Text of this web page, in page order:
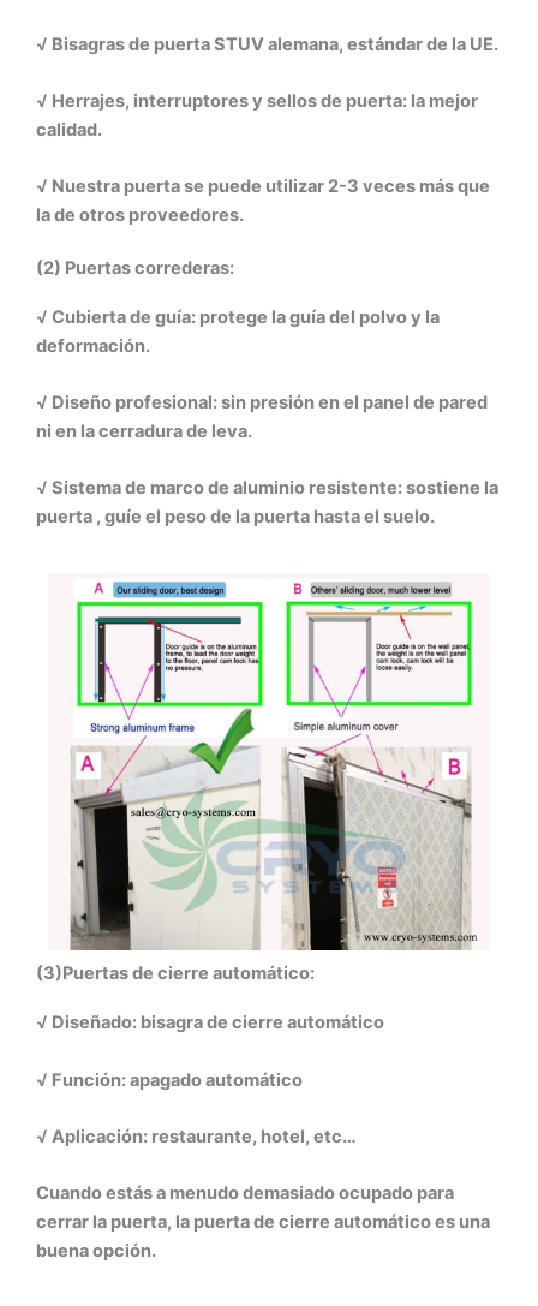
√ Bisagras de puerta STUV alemana, estándar de la UE.
√ Herrajes, interruptores y sellos de puerta: la mejor
calidad.
√ Nuestra puerta se puede utilizar 2-3 veces más que
la de otros proveedores.
(2) Puertas correderas:
√ Cubierta de guía: protege la guía del polvo y la
deformación.
√ Diseño profesional: sin presión en el panel de pared
ni en la cerradura de leva.
√ Sistema de marco de aluminio resistente: sostiene la
puerta , guíe el peso de la puerta hasta el suelo.
(3)Puertas de cierre automático:
√ Diseñado: bisagra de cierre automático
√ Función: apagado automático
√ Aplicación: restaurante, hotel, etc…
Cuando estás a menudo demasiado ocupado para
cerrar la puerta, la puerta de cierre automático es una
buena opción.